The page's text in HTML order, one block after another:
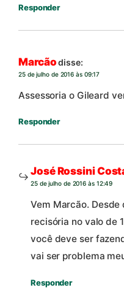
Responder
Marcãodisse:
25 de julho de 2016 às 09:17
Assessoria o Gileard
Responder
José Rossini
25 de julho de 2016 às 12:49
Vem Marcão. Desde
recisória no valo de
você deve ser
vai ser problema
Responder